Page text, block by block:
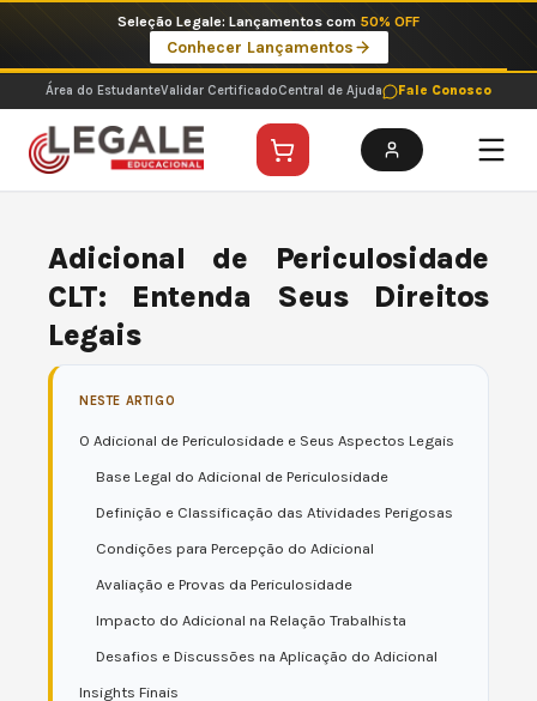
o
conteúdo
Imperdíveis no Pix: Pós Selecionadas a 199 reais no pix em parcela única
Ver ofertas
Área do EstudanteValidar CertificadoCentral de Ajuda Fale Conosco
Adicional de Periculosidade
CLT: Entenda Seus Direitos
Legais
NESTE ARTIGO
O Adicional de Periculosidade e Seus Aspectos Legais
Base Legal do Adicional de Periculosidade
Definição e Classificação das Atividades Perigosas
Condições para Percepção do Adicional
Avaliação e Provas da Periculosidade
Impacto do Adicional na Relação Trabalhista
Desafios e Discussões na Aplicação do Adicional
Insights Finais